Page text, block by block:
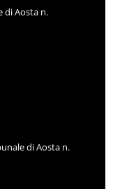
di Aosta n.
di Aosta n.